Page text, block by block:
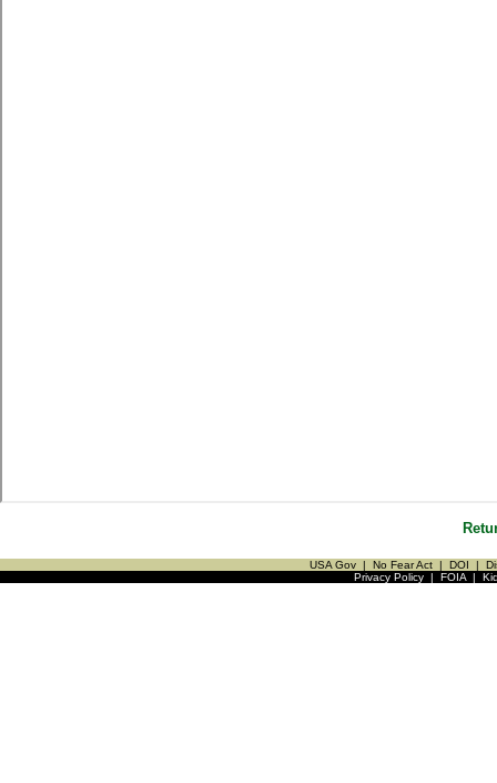
USA Gov | No Fear Act | DOI |
Privacy Policy| FOIA|